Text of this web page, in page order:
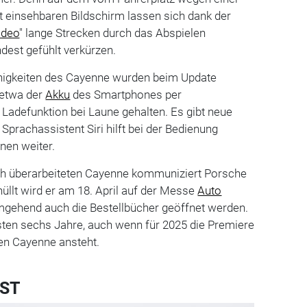
einsehbaren Bildschirm lassen sich dank der
" lange Strecken durch das Abspielen
gefühlt verkürzen.
des Cayenne wurden beim Update
derAkku des Smartphones per
bei Laune gehalten. Es gibt neue
Siri hilft bei der Bedienung
weiter.
überarbeiteten Cayenne kommuniziert Porsche
wird er am 18. April auf der MesseAuto
auch die Bestellbücher geöffnet werden.
sechs Jahre, auch wenn für 2025 die Premiere
Cayenne ansteht.